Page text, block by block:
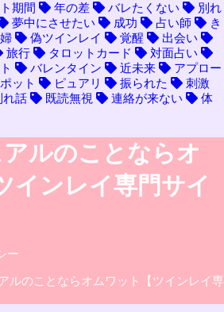
期間 年の差 バレたくない
別れ
夢中にさせたい 成功 占い師
き
偽ツインレイ 覚醒
出会い
旅行 タロットカード
対面占い
バレンタイン 近未来
アプロー
ット ピュアリ 振られた
刺激
れ話 既読無視 連絡が来ない
体
ー
ルのことならオムワット【ツインレイ専